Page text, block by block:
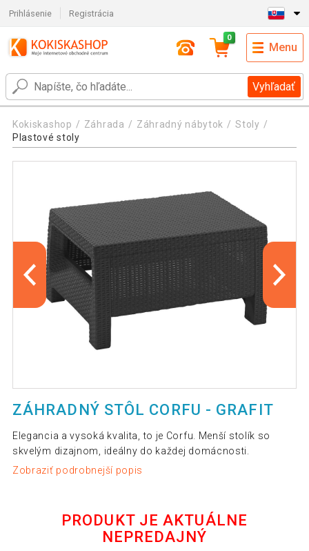
Prihlásenie Registrácia
Vyhľadať
0
Menu
Kokiskashop Záhrada Záhradný nábytok
Stoly
Plastové stoly
ZÁHRADNÝ STÔL CORFU - GRAFIT
Elegancia a vysoká kvalita, to je Corfu. Menší stolík so
skvelým dizajnom, ideálny do každej domácnosti.
Zobraziť podrobnejší popis
PRODUKT JE AKTUÁLNE
NEPREDAJNÝ